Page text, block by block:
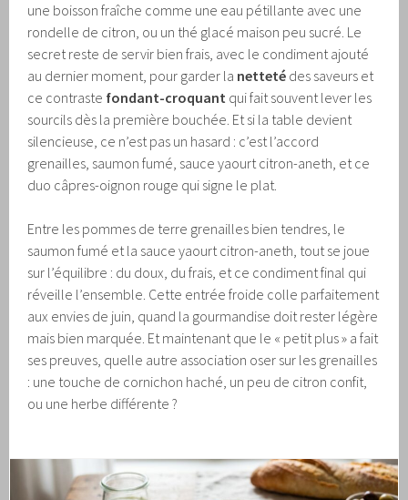
une boisson fraîche comme une eau pétillante avec une
rondelle de citron, ou un thé glacé maison peu sucré. Le
secret reste de servir bien frais, avec le condiment ajouté
au dernier moment, pour garder la netteté des saveurs et
ce contraste fondant-croquant qui fait souvent lever les
sourcils dès la première bouchée. Et si la table devient
silencieuse, ce n’est pas un hasard : c’est l’accord
grenailles, saumon fumé, sauce yaourt citron-aneth, et ce
duo câpres-oignon rouge qui signe le plat.
Entre les pommes de terre grenailles bien tendres, le
saumon fumé et la sauce yaourt citron-aneth, tout se joue
sur l’équilibre : du doux, du frais, et ce condiment final qui
réveille l’ensemble. Cette entrée froide colle parfaitement
aux envies de juin, quand la gourmandise doit rester légère
mais bien marquée. Et maintenant que le « petit plus » a fait
ses preuves, quelle autre association oser sur les grenailles
: une touche de cornichon haché, un peu de citron confit,
ou une herbe différente ?